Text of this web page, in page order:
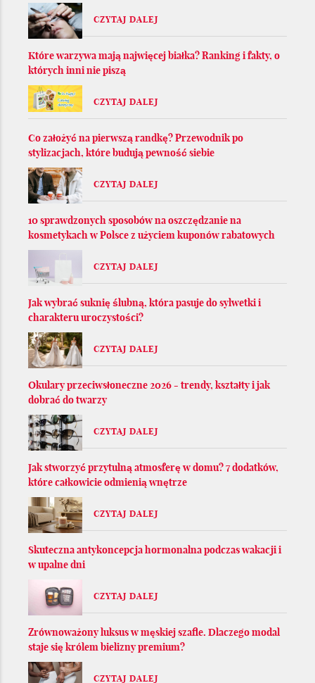
CZYTAJ DALEJ
Które warzywa mają najwięcej białka? Ranking i fakty, o
których inni nie piszą
CZYTAJ DALEJ
Co założyć na pierwszą randkę? Przewodnik po
stylizacjach, które budują pewność siebie
CZYTAJ DALEJ
10 sprawdzonych sposobów na oszczędzanie na
kosmetykach w Polsce z użyciem kuponów rabatowych
CZYTAJ DALEJ
Jak wybrać suknię ślubną, która pasuje do sylwetki i
charakteru uroczystości?
CZYTAJ DALEJ
Okulary przeciwsłoneczne 2026 - trendy, kształty i jak
dobrać do twarzy
CZYTAJ DALEJ
Jak stworzyć przytulną atmosferę w domu? 7 dodatków,
które całkowicie odmienią wnętrze
CZYTAJ DALEJ
Skuteczna antykoncepcja hormonalna podczas wakacji i
w upalne dni
CZYTAJ DALEJ
Zrównoważony luksus w męskiej szafie. Dlaczego modal
staje się królem bielizny premium?
CZYTAJ DALEJ